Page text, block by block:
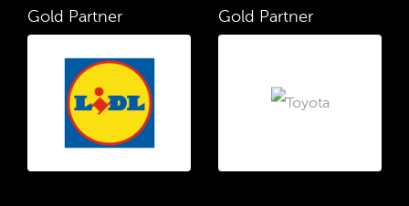
Gold Partner Gold Partner